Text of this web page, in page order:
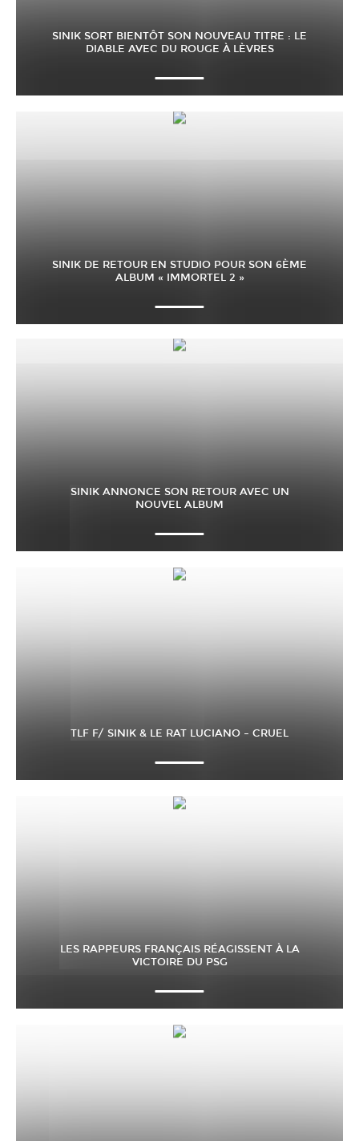
SINIK SORT BIENTÔT SON NOUVEAU TITRE : LE
DIABLE AVEC DU ROUGE À LÈVRES
SINIK DE RETOUR EN STUDIO POUR SON 6ÈME
ALBUM « IMMORTEL 2 »
SINIK ANNONCE SON RETOUR AVEC UN
NOUVEL ALBUM
TLF F/ SINIK & LE RAT LUCIANO – CRUEL
LES RAPPEURS FRANÇAIS RÉAGISSENT À LA
VICTOIRE DU PSG